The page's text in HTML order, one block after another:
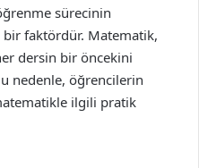
sürecinin
faktördür. Matematik,
dersin bir öncekini
nedenle, öğrencilerin
ilgili pratik